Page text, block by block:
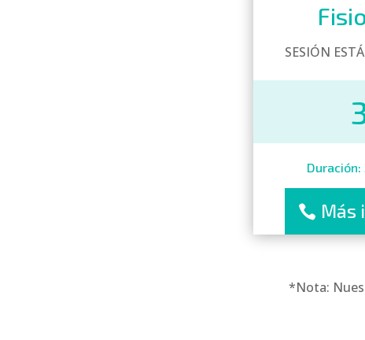
SESIÓN
Más
*Nota: